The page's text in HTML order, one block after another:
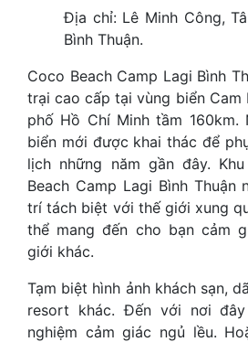
Địa chỉ: Lê Minh Công,
Bình Thuận.
Coco Beach Camp Lagi Bình
trại cao cấp tại vùng biển Cam
phố Hồ Chí Minh tầm
biển mới được khai thác để
lịch những năm gần đây.
Beach Camp Lagi Bình
trí tách biệt với thế giới xung
thể mang đến cho bạn cảm
giới khác.
Tạm biệt hình ảnh khách sạn,
resort khác. Đến với nơi
nghiệm cảm giác ngủ lều.